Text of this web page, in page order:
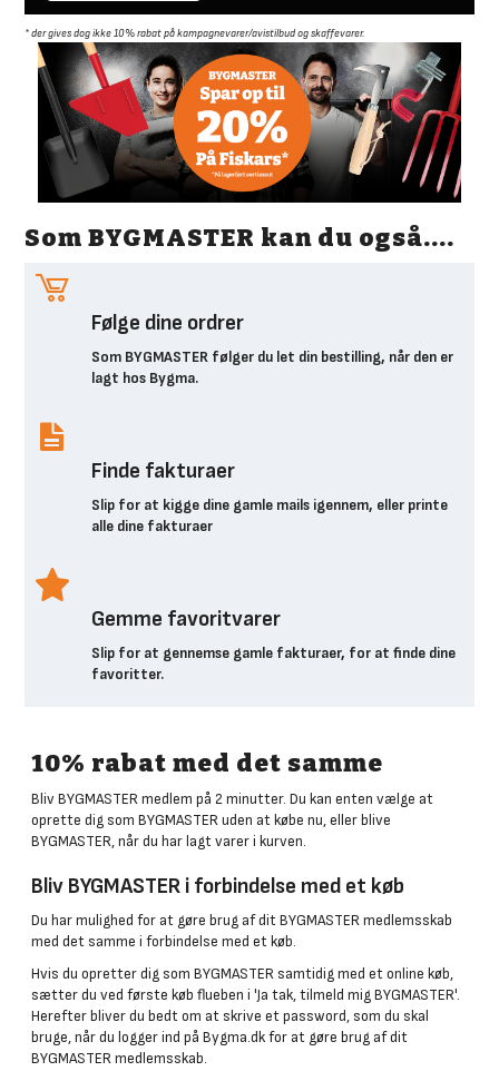
* der gives dog ikke 10% rabat på kampagnevarer/avistilbud og skaffevarer.
Som BYGMASTER kan du også....
k
Følge dine ordrer
Som BYGMASTER følger du let din bestilling, når den er
lagt hos Bygma.
U
Finde fakturaer
Slip for at kigge dine gamle mails igennem, eller printe
alle dine fakturaer
i
Gemme favoritvarer
Slip for at gennemse gamle fakturaer, for at finde dine
favoritter.
10% rabat med det samme
Bliv BYGMASTER medlem på 2 minutter. Du kan enten vælge at
oprette dig som BYGMASTER uden at købe nu, eller blive
BYGMASTER, når du har lagt varer i kurven.
Bliv BYGMASTER i forbindelse med et køb
Du har mulighed for at gøre brug af dit BYGMASTER medlemsskab
med det samme i forbindelse med et køb.
Hvis du opretter dig som BYGMASTER samtidig med et online køb,
sætter du ved første køb flueben i 'Ja tak, tilmeld mig BYGMASTER'.
Herefter bliver du bedt om at skrive et password, som du skal
bruge, når du logger ind på Bygma.dk for at gøre brug af dit
BYGMASTER medlemsskab.